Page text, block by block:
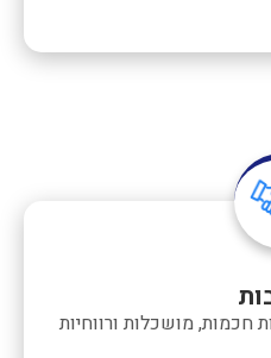
חכמות, מושכלות ורווחיות